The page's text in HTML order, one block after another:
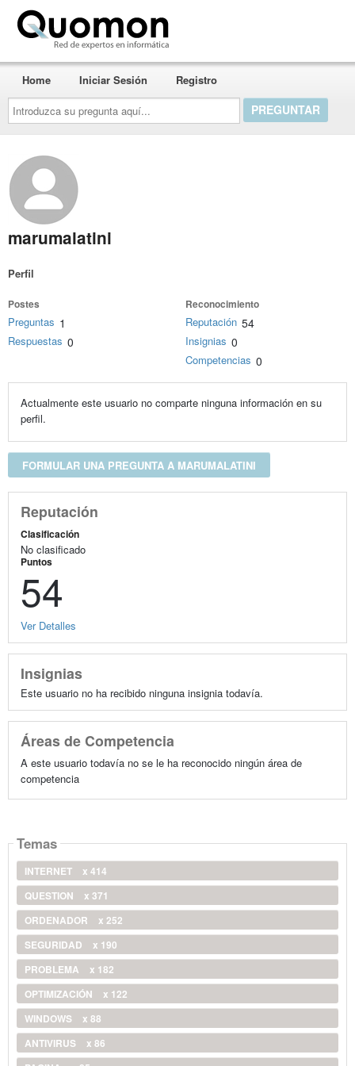
Introduzca
su
pregunta
aquí...
Home Iniciar Sesión Registro
marumalatini
Perfil
Postes
Preguntas 1
Respuestas 0
Reconocimiento
Reputación 54
Insignias 0
Competencias 0
Actualmente este usuario no comparte ninguna información en su
perfil.
FORMULAR UNA PREGUNTA A MARUMALATINI
Reputación
Clasificación
No clasificado
Puntos
54
Ver Detalles
Insignias
Este usuario no ha recibido ninguna insignia todavía.
Áreas de Competencia
A este usuario todavía no se le ha reconocido ningún área de
competencia
Temas
INTERNET
x 414
QUESTION
x 371
ORDENADOR
x 252
SEGURIDAD
x 190
PROBLEMA
x 182
OPTIMIZACIÓN
x 122
WINDOWS
x 88
ANTIVIRUS
x 86